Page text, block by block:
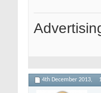
4th December 2013,